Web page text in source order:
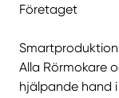
Företaget
Alla Rörmokare
hjälpande hand